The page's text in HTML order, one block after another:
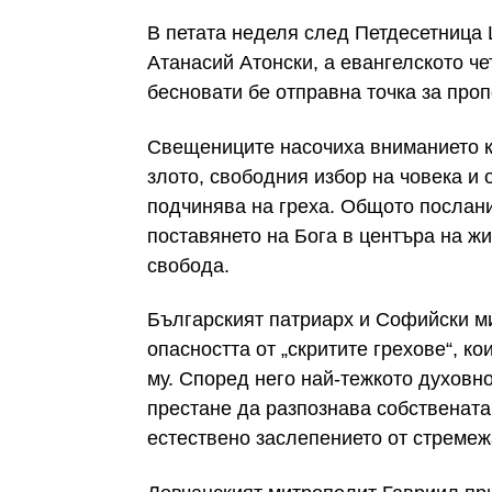
В петата неделя след Петдесетница
Атанасий Атонски, а евангелското
бесновати бе отправна точка за
Свещениците насочиха вниманието
злото, свободния избор на човека и
подчинява на греха. Общото
поставянето на Бога в центъра на
свобода.
Българският патриарх и Софийски
опасността от „скритите грехове“,
му. Според него най-тежкото
престане да разпознава
естествено заслепението от